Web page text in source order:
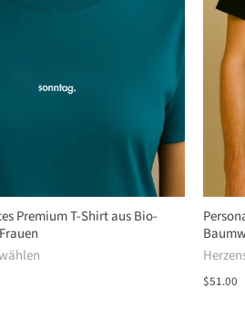
Premium T-Shirt aus Bio-
$51.00